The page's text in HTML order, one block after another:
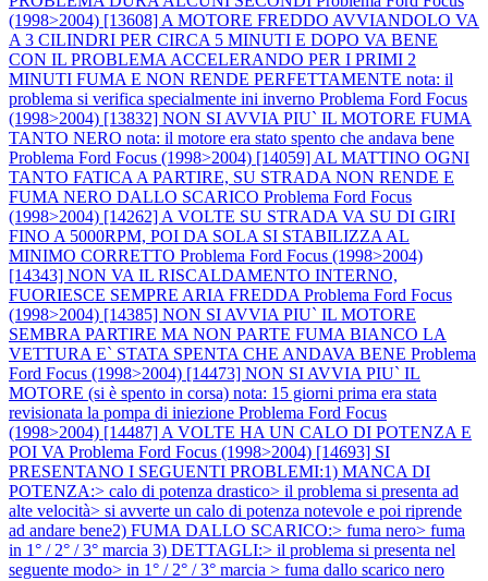
(1998>2004) [13608] A MOTORE FREDDO AVVIANDOLO VA
A 3 CILINDRI PER CIRCA 5 MINUTI E DOPO VA BENE
CON IL PROBLEMA ACCELERANDO PER I PRIMI 2
MINUTI FUMA E NON RENDE PERFETTAMENTE nota: il
problema si verifica specialmente ini inverno Problema Ford Focus
(1998>2004) [13832] NON SI AVVIA PIU` IL MOTORE FUMA
TANTO NERO nota: il motore era stato spento che andava bene
Problema Ford Focus (1998>2004) [14059] AL MATTINO OGNI
TANTO FATICA A PARTIRE, SU STRADA NON RENDE E
FUMA NERO DALLO SCARICO Problema Ford Focus
(1998>2004) [14262] A VOLTE SU STRADA VA SU DI GIRI
FINO A 5000RPM, POI DA SOLA SI STABILIZZA AL
MINIMO CORRETTO Problema Ford Focus (1998>2004)
[14343] NON VA IL RISCALDAMENTO INTERNO,
FUORIESCE SEMPRE ARIA FREDDA Problema Ford Focus
(1998>2004) [14385] NON SI AVVIA PIU` IL MOTORE
SEMBRA PARTIRE MA NON PARTE FUMA BIANCO LA
VETTURA E` STATA SPENTA CHE ANDAVA BENE Problema
Ford Focus (1998>2004) [14473] NON SI AVVIA PIU` IL
MOTORE (si è spento in corsa) nota: 15 giorni prima era stata
revisionata la pompa di iniezione Problema Ford Focus
(1998>2004) [14487] A VOLTE HA UN CALO DI POTENZA E
POI VA Problema Ford Focus (1998>2004) [14693] SI
PRESENTANO I SEGUENTI PROBLEMI:1) MANCA DI
POTENZA:> calo di potenza drastico> il problema si presenta ad
alte velocità> si avverte un calo di potenza notevole e poi riprende
ad andare bene2) FUMA DALLO SCARICO:> fuma nero> fuma
in 1° / 2° / 3° marcia 3) DETTAGLI:> il problema si presenta nel
seguente modo> in 1° / 2° / 3° marcia > fuma dallo scarico nero